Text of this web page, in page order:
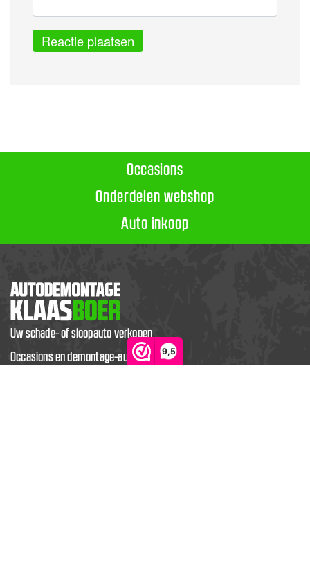
9,5
Occasions
Onderdelen webshop
Auto inkoop
Uw schade- of sloopauto verkopen
Occasions en demontage-auto’s